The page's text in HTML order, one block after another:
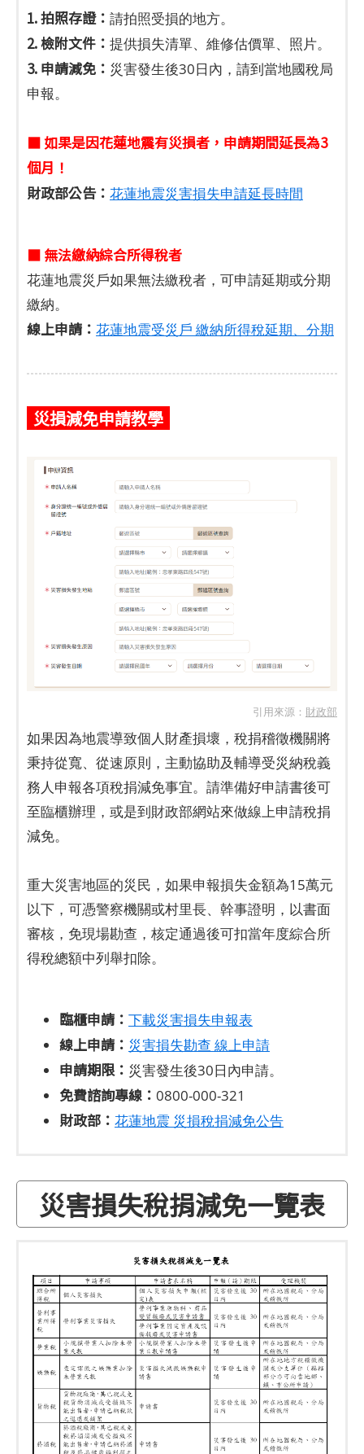
1. 拍照存證： 請拍照受損的地方。
2. 檢附文件： 提供損失清單、維修估價單、照片。
3. 申請減免： 災害發生後30日內，請到當地國稅局
申報。
■ 如果是因花蓮地震有災損者，申請期間延長為3
個月！
財政部公告： 花蓮地震災害損失申請延長時間
■ 無法繳納綜合所得稅者
花蓮地震災戶如果無法繳稅者，可申請延期或分期
繳納。
線上申請： 花蓮地震受災戶 繳納所得稅延期、分期
災損減免申請教學
引用來源： 財政部
如果因為地震導致個人財產損壞，稅捐稽徵機關將
秉持從寬、從速原則，主動協助及輔導受災納稅義
務人申報各項稅捐減免事宜。請準備好申請書後可
至臨櫃辦理，或是到財政部網站來做線上申請稅捐
減免。
重大災害地區的災民，如果申報損失金額為15萬元
以下，可憑警察機關或村里長、幹事證明，以書面
審核，免現場勘查，核定通過後可扣當年度綜合所
得稅總額中列舉扣除。
臨櫃申請： 下載災害損失申報表
線上申請： 災害損失勘查 線上申請
申請期限： 災害發生後30日內申請。
免費諮詢專線： 0800-000-321
財政部： 花蓮地震 災損稅捐減免公告
災害損失稅捐減免一覽表